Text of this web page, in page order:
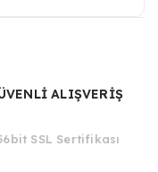
ALIŞVERİŞ
SSL Sertifikası